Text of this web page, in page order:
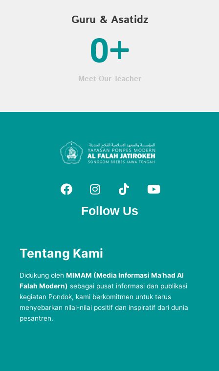
Guru & Asatidz
0+
Meet Our Teacher
Follow Us
Tentang Kami
Didukung oleh MIMAM (Media Informasi Ma’had Al
Falah Modern) sebagai pusat informasi dan publikasi
kegiatan Pondok, kami berkomitmen untuk terus
menyebarkan nilai-nilai positif dan inspiratif dari dunia
pesantren.